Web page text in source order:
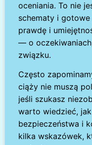
oceniania. To nie
schematy i
prawdę i
— o
związku.
Często
ciąży nie muszą
jeśli szukasz
warto wiedzieć,
bezpieczeństwa i
kilka wskazówek,